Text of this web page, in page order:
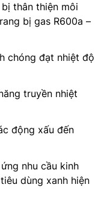
thân thiện môi
bị gas R600a –
chóng đạt nhiệt độ
truyền nhiệt
động xấu đến
nhu cầu kinh
dùng xanh hiện